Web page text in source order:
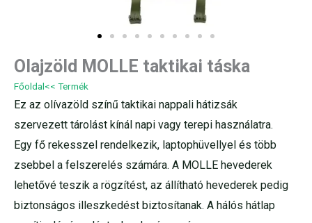
Olajzöld MOLLE taktikai táska
Főoldal<< Termék
Ez az olívazöld színű taktikai nappali hátizsák
szervezett tárolást kínál napi vagy terepi használatra.
Egy fő rekesszel rendelkezik, laptophüvellyel és több
zsebbel a felszerelés számára. A MOLLE hevederek
lehetővé teszik a rögzítést, az állítható hevederek pedig
biztonságos illeszkedést biztosítanak. A hálós hátlap